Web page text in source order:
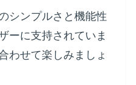
シンプルさと機能性
ーに支持されていま
わせて楽しみましょ